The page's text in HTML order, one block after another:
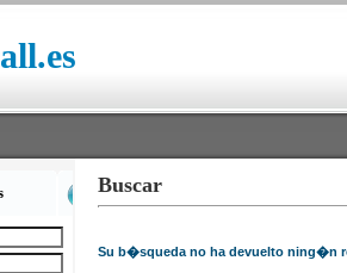
Buscar
Su b�squeda no ha devuelto ning�n